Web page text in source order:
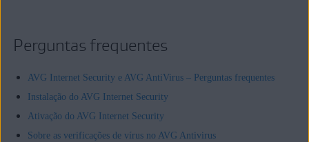
Perguntas frequentes
AVG Internet Security e AVG AntiVirus – Perguntas frequentes
Instalação do AVG Internet Security
Ativação do AVG Internet Security
Sobre as verificações de vírus no AVG Antivirus